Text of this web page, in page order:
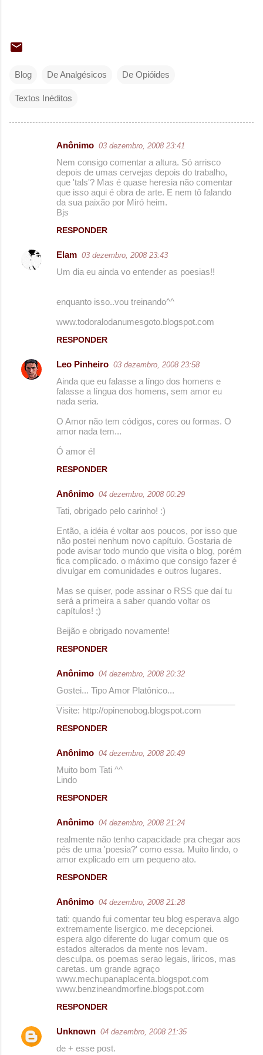
Blog De Analgésicos De Opióides
Textos Inéditos
r
Anônimo 03 dezembro, 2008 23:41
Nem consigo comentar a altura. Só arrisco
depois de umas cervejas depois do trabalho,
que 'tals'? Mas é quase heresia não comentar
que isso aqui é obra de arte. E nem tô falando
da sua paixão por Miró heim.
Bjs
RESPONDER
Elam 03 dezembro, 2008 23:43
Um dia eu ainda vo entender as poesias!!
enquanto isso..vou treinando^^
www.todoralodanumesgoto.blogspot.com
RESPONDER
Leo Pinheiro 03 dezembro, 2008 23:58
Ainda que eu falasse a língo dos homens e
falasse a língua dos homens, sem amor eu
nada seria.
O Amor não tem códigos, cores ou formas. O
amor nada tem...
Ó amor é!
RESPONDER
Anônimo 04 dezembro, 2008 00:29
Tati, obrigado pelo carinho! :)
Então, a idéia é voltar aos poucos, por isso que
não postei nenhum novo capítulo. Gostaria de
pode avisar todo mundo que visita o blog, porém
fica complicado. o máximo que consigo fazer é
divulgar em comunidades e outros lugares.
Mas se quiser, pode assinar o RSS que daí tu
será a primeira a saber quando voltar os
capítulos! ;)
Beijão e obrigado novamente!
RESPONDER
Anônimo 04 dezembro, 2008 20:32
Gostei... Tipo Amor Platônico...
Visite: http://opinenobog.blogspot.com
RESPONDER
Anônimo 04 dezembro, 2008 20:49
Muito bom Tati ^^
Lindo
RESPONDER
Anônimo 04 dezembro, 2008 21:24
realmente não tenho capacidade pra chegar aos
pés de uma 'poesia?' como essa. Muito lindo, o
amor explicado em um pequeno ato.
RESPONDER
Anônimo 04 dezembro, 2008 21:28
tati: quando fui comentar teu blog esperava algo
extremamente lisergico. me decepcionei.
espera algo diferente do lugar comum que os
estados alterados da mente nos levam.
desculpa. os poemas serao legais, liricos, mas
caretas. um grande agraço
www.mechupanaplacenta.blogspot.com
www.benzineandmorfine.blogspot.com
RESPONDER
Unknown 04 dezembro, 2008 21:35
de + esse post.